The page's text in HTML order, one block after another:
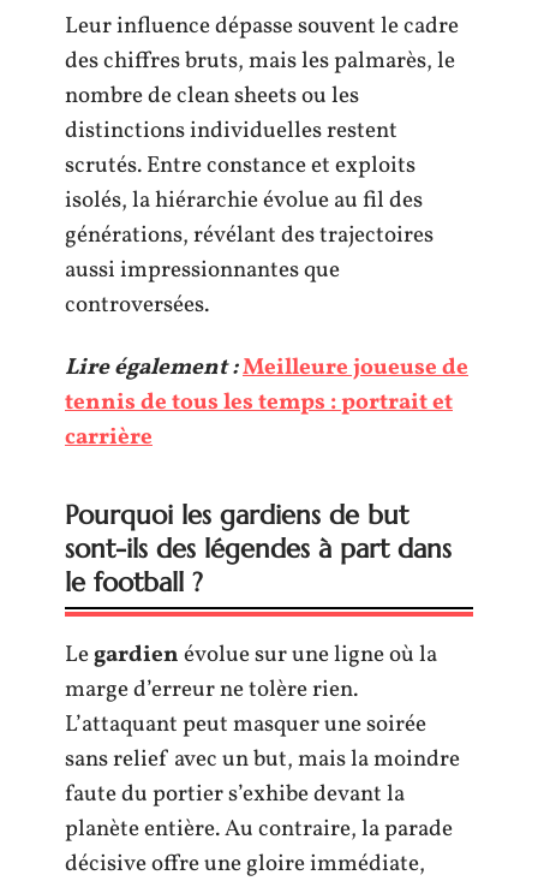
Leur influence dépasse souvent le cadre
des chiffres bruts, mais les palmarès, le
nombre de clean sheets ou les
distinctions individuelles restent
scrutés. Entre constance et exploits
isolés, la hiérarchie évolue au fil des
générations, révélant des trajectoires
aussi impressionnantes que
controversées.
Lire également :Meilleure joueuse de
tennis de tous les temps : portrait et
carrière
Pourquoi les gardiens de but
sont-ils des légendes à part dans
le football ?
Legardienévolue sur une ligne où la
marge d’erreur ne tolère rien.
L’attaquant peut masquer une soirée
sans relief avec un but, mais la moindre
faute du portier s’exhibe devant la
planète entière. Au contraire, la parade
décisive offre une gloire immédiate,